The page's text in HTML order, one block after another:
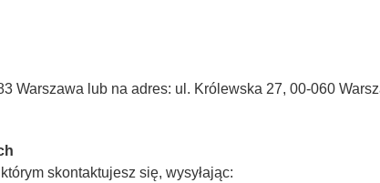
Warszawa lub na adres: ul. Królewska 27, 00-060
skontaktujesz się, wysyłając: